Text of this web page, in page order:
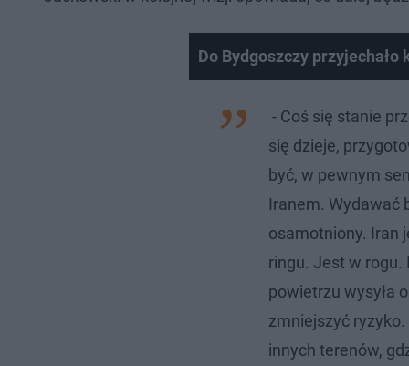
Do Bydgoszczy
- Coś się stanie
się dzieje,
być, w pewnym
Iranem. Wydawać
osamotniony. Iran
ringu. Jest w rogu.
powietrzu wysyła
zmniejszyć
innych terenów,